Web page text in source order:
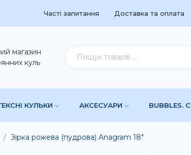
Часті запитання Доставка та оплата
магазин
куль
КУЛЬКИ АКСЕСУАРИ BUBBLES.
Зірка рожева (пудрова) Anagram 18"